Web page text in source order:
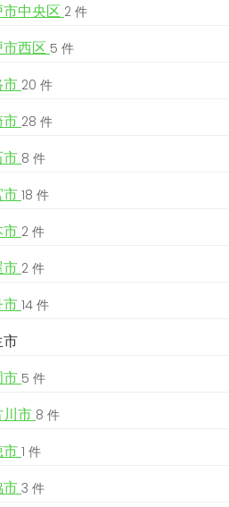
中央区 2 件
西区 5 件
市 20 件
市 28 件
市 8 件
市 18 件
市 2 件
市 2 件
市 14 件
市
市 5 件
川市 8 件
市 1 件
市 3 件